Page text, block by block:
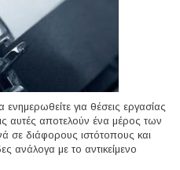
για θέσεις εργασίας
αυτές αποτελούν ένα μέρος των
σε διάφορους ιστότοπους και
ανάλογα με το αντικείμενο